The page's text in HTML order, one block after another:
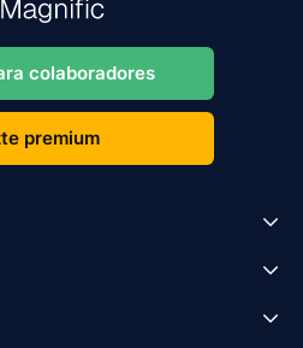
colaboradores
premium